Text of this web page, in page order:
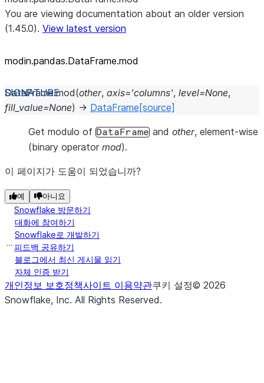
You are viewing documentation about an older version
(1.45.0). View latest version
modin.pandas.DataFrame.mod
DataFrame.mod(other, axis='columns', level=None,
fill_value=None) → DataFrame [source]
Get modulo of DataFrame and other, element-wise
(binary operator mod).
이 페이지가 도움이 되었습니까?
예 아니요
Snowflake 방문하기
대화에 참여하기
Snowflake로 개발하기
피드백 공유하기
블로그에서 최신 게시물 읽기
자체 인증 받기
개인정보 보호정책사이트 이용약관쿠키 설정© 2026
Snowflake, Inc. All Rights Reserved.